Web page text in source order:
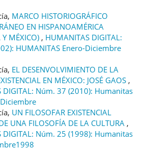
MARCO HISTORIOGRÁFICO
EN HISPANOAMÉRICA
MÉXICO) , HUMANITAS DIGITAL:
HUMANITAS Enero-Diciembre
EL DESENVOLVIMIENTO DE LA
EN MÉXICO: JOSÉ GAOS ,
DIGITAL: Núm. 37 (2010): Humanitas
UN FILOSOFAR EXISTENCIAL
UNA FILOSOFÍA DE LA CULTURA ,
DIGITAL: Núm. 25 (1998): Humanitas